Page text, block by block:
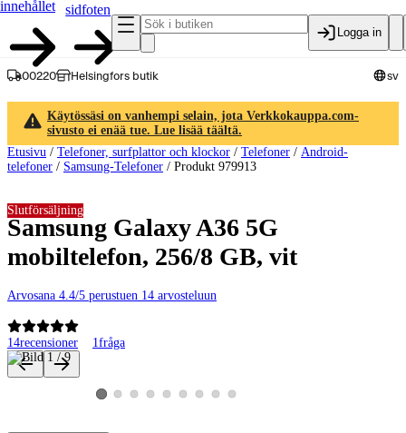
innehållet
sidfoten
Logga in
00220 Helsingfors butik sv
Käytössäsi on vanhempi selain, jota Verkkokauppa.com-
sivusto ei enää tue. Lue lisää täältä.
Etusivu / Telefoner, surfplattor och klockor / Telefoner / Android-
telefoner / Samsung-Telefoner / Produkt 979913
Samsung Galaxy A36 5G
mobiltelefon, 256/8 GB, vit
Arvosana 4.4/5 perustuen 14 arvosteluun
14recensioner 1fråga
Slutförsäljning
Produktbilder och videor
Visa produktbild 1
Visa produktbild 2
Visa produktbild 3
Visa produktbild 4
Visa produktbild 5
Visa produktbild 6
Visa produktbild 7
Visa produktbild 8
Visa produktbild 9